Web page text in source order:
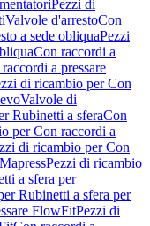
Pezzi di
Valvole d'arrestoCon
a sede obliquaPezzi
Con raccordi a
a pressare
di ricambio per Con
Valvole di
Rubinetti a sferaCon
per Con raccordi a
di ricambio per Con
Pezzi di ricambio
a sfera per
Rubinetti a sfera per
FlowFitPezzi di